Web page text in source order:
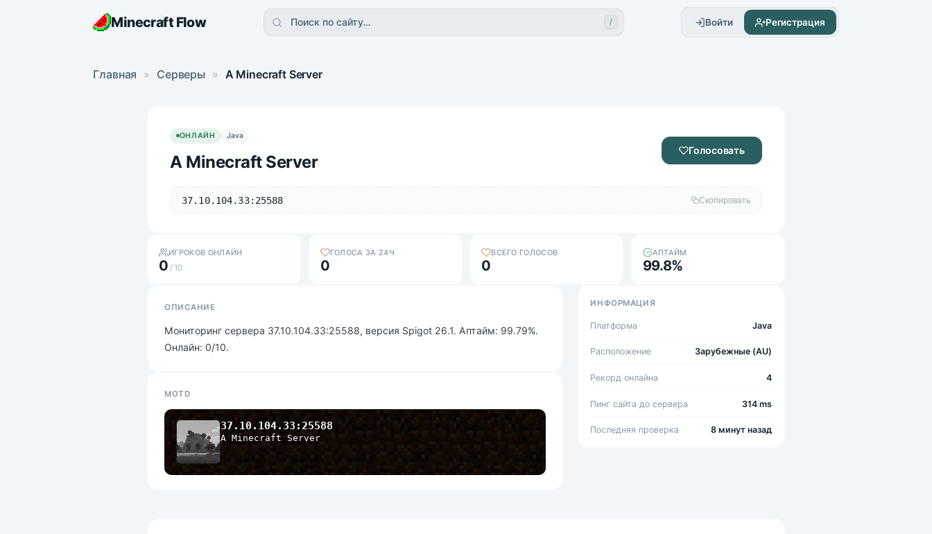
Minecraft Flow Поиск по сайту… / Войти Регистрация
Главная » Серверы » A Minecraft Server
ОНЛАЙН Java
A Minecraft Server
Голосовать
37.10.104.33:25588 Скопировать
ИГРОКОВ ОНЛАЙН
0 / 10
ГОЛОСА ЗА 24Ч
0
ВСЕГО ГОЛОСОВ
0
АПТАЙМ
99.8%
ОПИСАНИЕ
Мониторинг сервера 37.10.104.33:25588, версия Spigot 26.1. Аптайм: 99.79%.
Онлайн: 0/10.
MOTD
37.10.104.33:25588
A Minecraft Server
ИНФОРМАЦИЯ
Платформа Java
Расположение Зарубежные (AU)
Рекорд онлайна 4
Пинг сайта до сервера 314 ms
Последняя проверка 8 минут назад